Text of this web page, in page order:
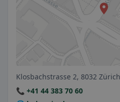
Klosbachstrasse 2, 8032
📞 +41 44 383 70 60